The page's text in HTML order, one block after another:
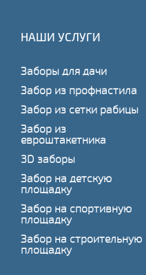
НАШИ УСЛУГИ
Заборы для дачи
Забор из профнастила
Забор из сетки рабицы
Забор из
евроштакетника
3D заборы
Забор на детскую
площадку
Забор на спортивную
площадку
Забор на строительную
площадку